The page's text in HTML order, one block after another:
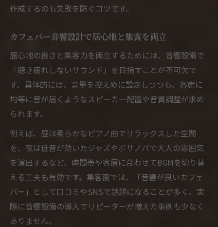
作成するのも失敗を防ぐコツです。
カフェバー音響設計で居心地と集客を両立
居心地の良さと集客力を両立するためには、音響設備で
「聴き疲れしないサウンド」を目指すことが不可欠で
す。具体的には、音量を控えめに設定しつつも、各席に
均等に音が届くようなスピーカー配置や音質調整が求め
られます。
例えば、昼は柔らかなピアノ曲でリラックスした空間
を、夜は低音が効いたジャズやボサノバで大人の雰囲気
を演出するなど、時間帯や客層に合わせてBGMを切り替
える工夫も有効です。集客面では、「音響が良いカフェ
バー」として口コミやSNSで話題になることが多く、実
際に音響設備の導入でリピーターが増えた事例も少なく
ありません。